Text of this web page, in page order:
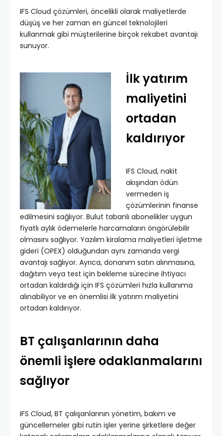
IFS Cloud çözümleri, öncelikli olarak maliyetlerde
düşüş ve her zaman en güncel teknolojileri
kullanmak gibi müşterilerine birçok rekabet avantajı
sunuyor.
İlk yatırım
maliyetini
ortadan
kaldırıyor
IFS Cloud, nakit
akışından ödün
vermeden iş
çözümlerinin finanse
edilmesini sağlıyor. Bulut tabanlı abonelikler uygun
fiyatlı aylık ödemelerle harcamaların öngörülebilir
olmasını sağlıyor. Yazılım kiralama maliyetleri işletme
gideri (OPEX) olduğundan aynı zamanda vergi
avantajı sağlıyor. Ayrıca, donanım satın alınmasına,
dağıtım veya test için bekleme sürecine ihtiyacı
ortadan kaldırdığı için IFS çözümleri hızla kullanıma
alınabiliyor ve en önemlisi ilk yatırım maliyetini
ortadan kaldırıyor.
BT çalışanlarının daha
önemli işlere odaklanmalarını
sağlıyor
IFS Cloud, BT çalışanlarının yönetim, bakım ve
güncellemeler gibi rutin işler yerine şirketlere değer